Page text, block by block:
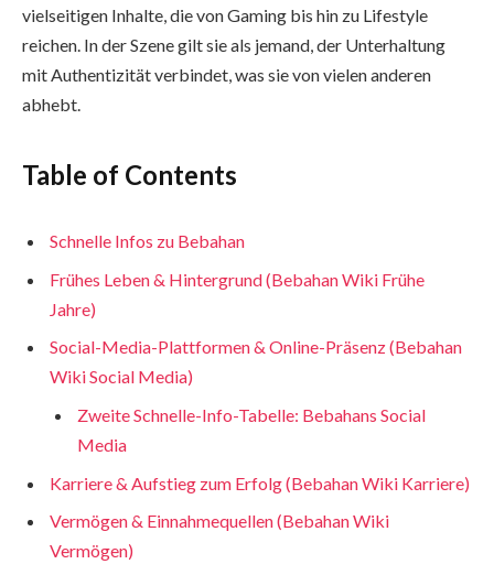
vielseitigen Inhalte, die von Gaming bis hin zu Lifestyle
reichen. In der Szene gilt sie als jemand, der Unterhaltung
mit Authentizität verbindet, was sie von vielen anderen
abhebt.
Table of Contents
Schnelle Infos zu Bebahan
Frühes Leben & Hintergrund (Bebahan Wiki Frühe
Jahre)
Social-Media-Plattformen & Online-Präsenz (Bebahan
Wiki Social Media)
Zweite Schnelle-Info-Tabelle: Bebahans Social
Media
Karriere & Aufstieg zum Erfolg (Bebahan Wiki Karriere)
Vermögen & Einnahmequellen (Bebahan Wiki
Vermögen)